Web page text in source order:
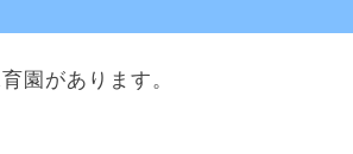
園があります。